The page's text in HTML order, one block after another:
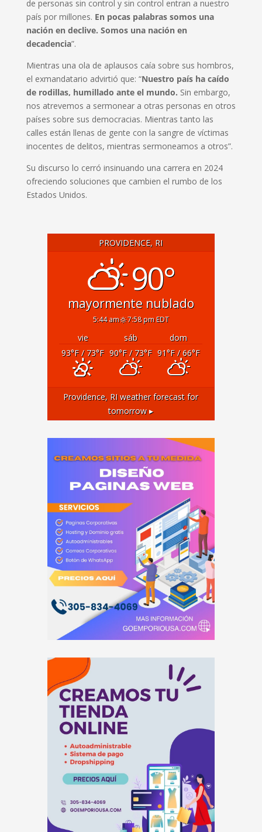
de personas sin control y sin control entran a nuestro
país por millones. En pocas palabras somos una
nación en declive. Somos una nación en
decadencia”.
Mientras una ola de aplausos caía sobre sus hombros,
el exmandatario advirtió que: “Nuestro país ha caído
de rodillas, humillado ante el mundo. Sin embargo,
nos atrevemos a sermonear a otras personas en otros
países sobre sus democracias. Mientras tanto las
calles están llenas de gente con la sangre de víctimas
inocentes de delitos, mientras sermoneamos a otros”.
Su discurso lo cerró insinuando una carrera en 2024
ofreciendo soluciones que cambien el rumbo de los
Estados Unidos.
PROVIDENCE, RI
90°
mayormente nublado
5:44 am 7:58 pm EDT
vie sáb
dom
93°F/ 73°F 90°F/ 73°F 91°F/ 66°F
Providence, RI weather forecast for
tomorrow ▸